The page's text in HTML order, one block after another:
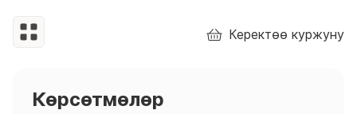
Керектөө куржуну
Көрсөтмөлөр